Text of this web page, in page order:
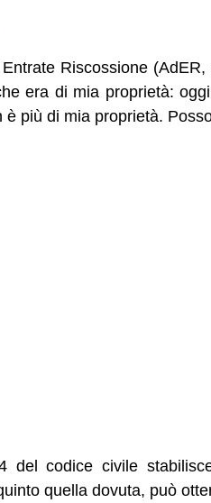
Riscossione
era di mia proprietà:
è più di mia proprietà.
del codice civile
quella dovuta, può